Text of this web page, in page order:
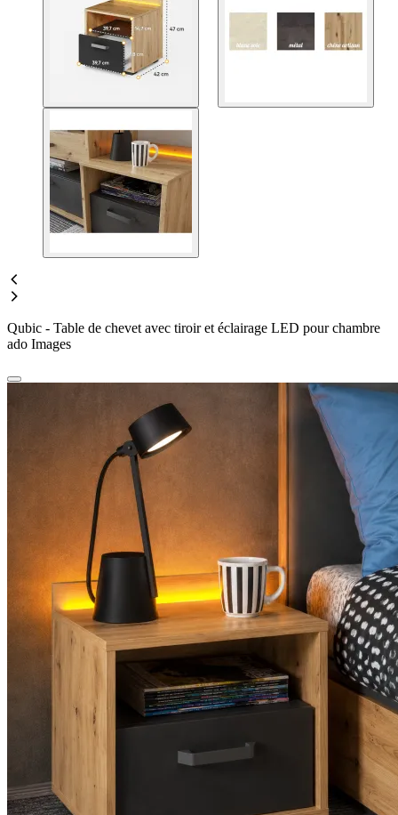
Qubic - Table de chevet avec tiroir et éclairage LED pour chambre
ado Images